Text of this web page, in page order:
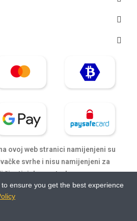
ovoj web stranici namijenjeni su
svrhe i nisu namijenjeni za
životinjsku upotrebu.
ensure you get the best experience